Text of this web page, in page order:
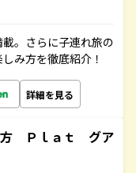
。さらに子連れ旅の
み方を徹底紹介！
詳細を見る
Ｐｌａｔ グア